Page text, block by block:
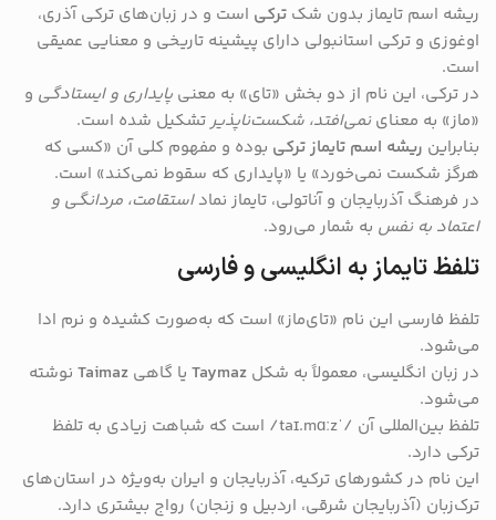
ریشه اسم تایماز بدون شک ترکی است و در زبان‌های ترکی آذری،
اوغوزی و ترکی استانبولی دارای پیشینه تاریخی و معنایی عمیقی
است.
در ترکی، این نام از دو بخش «تای» به معنی پایداری و ایستادگی و
«ماز» به معنای نمی‌افتد، شکست‌ناپذیرتشکیل شده است.
بنابراین ریشه اسم تایماز ترکی بوده و مفهوم کلی آن «کسی که
هرگز شکست نمی‌خورد» یا «پایداری که سقوط نمی‌کند» است.
در فرهنگ آذربایجان و آناتولی، تایماز نماداستقامت، مردانگی و
اعتماد به نفس به شمار می‌رود.
تلفظ تایماز به انگلیسی و فارسی
تلفظ فارسی این نام «تای‌ماز» است که به‌صورت کشیده و نرم ادا
می‌شود.
در زبان انگلیسی، معمولاً به شکل Taymaz یا گاهی Taimaz نوشته
می‌شود.
تلفظ بین‌المللی آن /ˈtaɪ.mɑːz/ است که شباهت زیادی به تلفظ
ترکی دارد.
این نام در کشورهای ترکیه، آذربایجان و ایران به‌ویژه در استان‌های
ترک‌زبان (آذربایجان شرقی، اردبیل و زنجان) رواج بیشتری دارد.